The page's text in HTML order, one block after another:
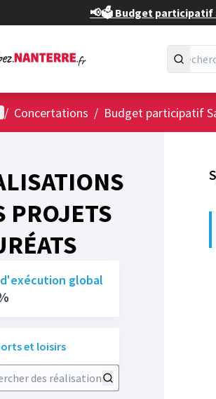
📢🗳️ Budget participatif
principal
/ Concertations / Budget participatif
PROJETS
global
et loisirs
des réalisations